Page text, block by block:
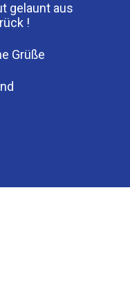
gelaunt aus
!
Grüße